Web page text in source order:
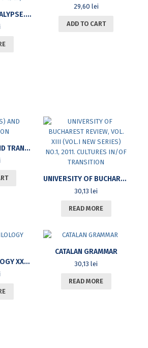
LYRICS OF APOCALYPSE. THE CULTURAL BATTLE IN ROMANIAN LITERARY MAGAZINES (1944-1947)
29,60 lei
ADD TO CART
LANGUAGE(S) AND TRANSLATION
UNIVERSITY OF BUCHAREST REVIEW, VOL. XIII (VOL.I NEW SERIES) NO.1, 2011. CULTURES IN/OF TRANSITION
30,13 lei
READ MORE
RUSSIAN PHILOLOGY XXVIII
CATALAN GRAMMAR
30,13 lei
READ MORE